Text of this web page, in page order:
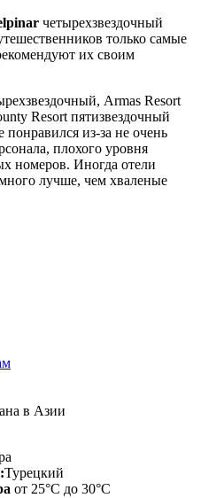
четырехзвездочный
только самые
их своим
Armas Resort
Resort пятизвездочный
из-за не очень
плохого уровня
номеров. Иногда отели
лучше, чем хваленые
в Азии
Турецкий
от 25°C до 30°C